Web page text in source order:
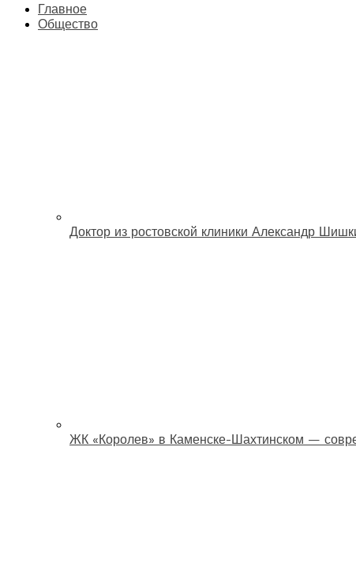
Главное
Общество
Доктор из ростовской клиники Александр
ЖК «Королев» в Каменске-Шахтинском —